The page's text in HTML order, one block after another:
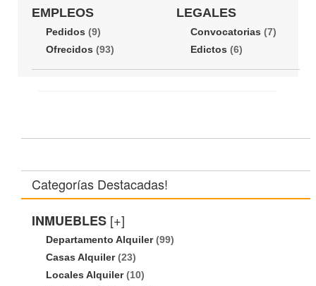
EMPLEOS
Pedidos (9)
Ofrecidos (93)
LEGALES
Convocatorias (7)
Edictos (6)
Categorías Destacadas!
INMUEBLES [+]
Departamento Alquiler(99)
Casas Alquiler(23)
Locales Alquiler(10)